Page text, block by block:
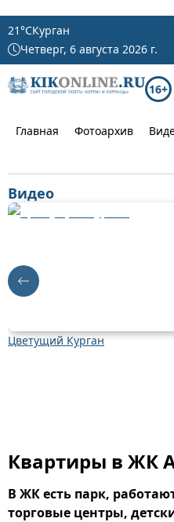
21°CКурган
Четверг, 6 августа 2026 г.
16+
Главная Фотоархив
Видео
Цветущий Курган
Квартиры в ЖК
В ЖК есть парк,
торговые центры,